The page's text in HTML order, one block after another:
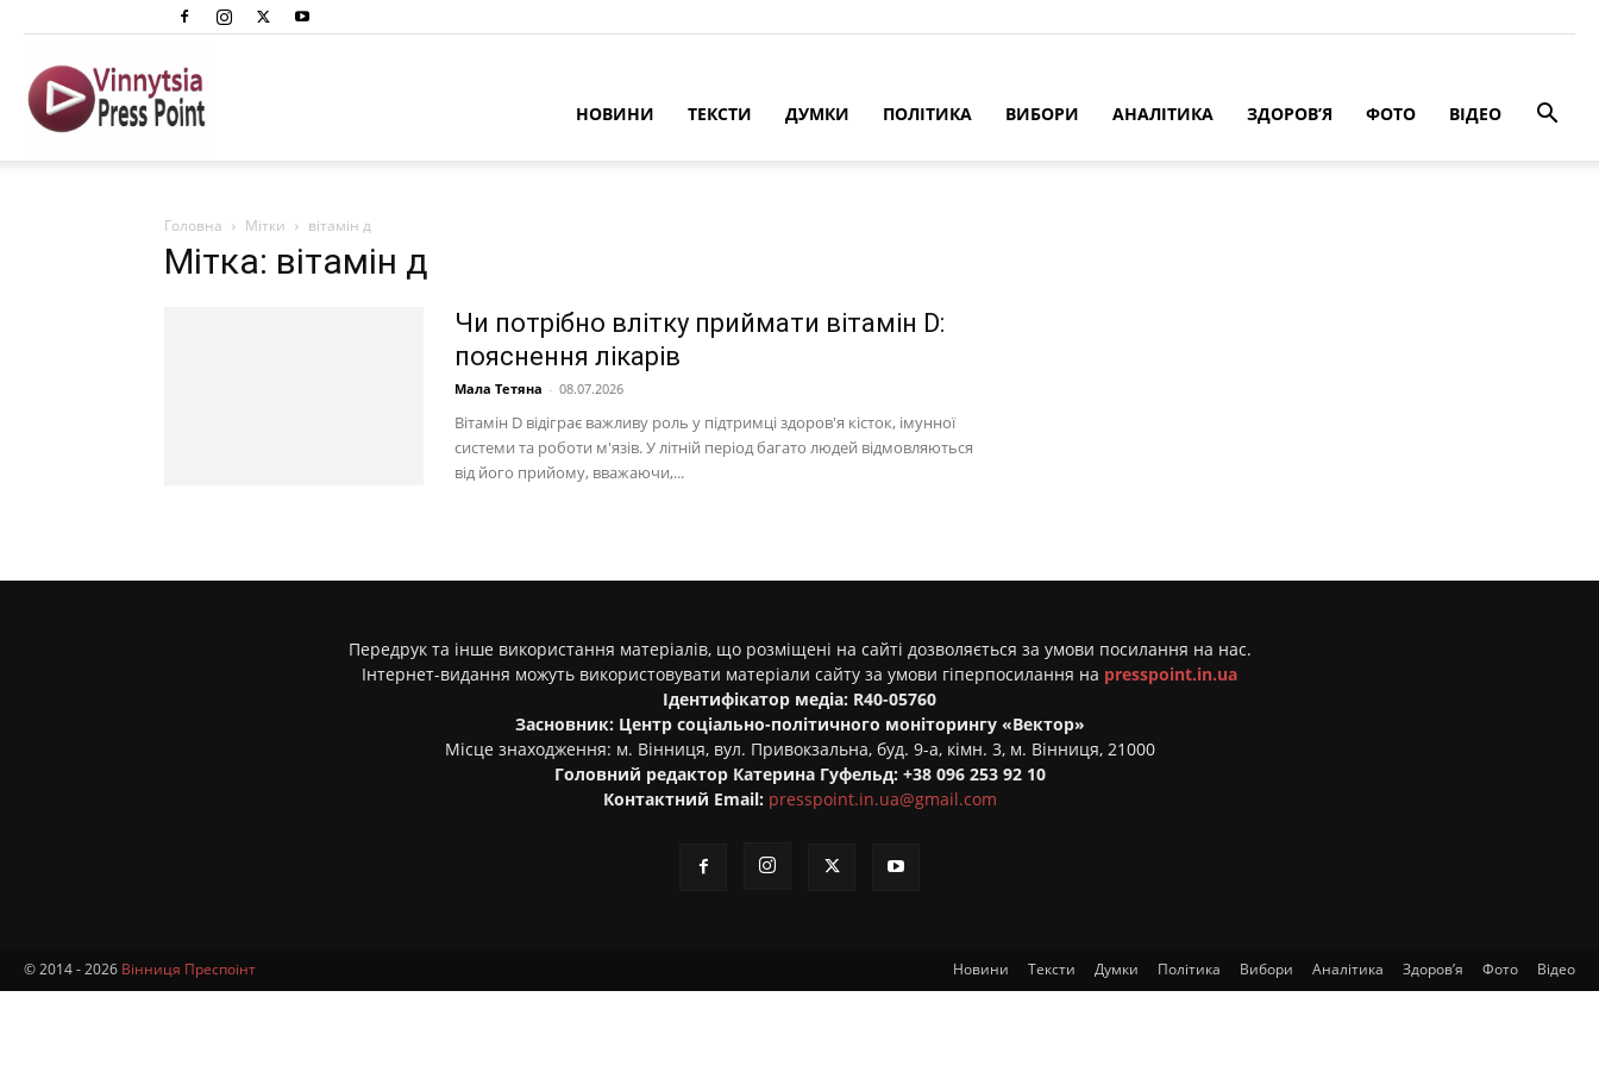
Преспоінт
НОВИНИ ТЕКСТИ ДУМКИ ПОЛІТИКА ВИБОРИ АНАЛІТИКА ЗДОРОВ’Я ФОТО ВІДЕО
Головна Мітки вітамін д
Мітка: вітамін д
Чи потрібно влітку приймати вітамін D:
пояснення лікарів
Мала Тетяна - 08.07.2026
Вітамін D відіграє важливу роль у підтримці здоров'я кісток, імунної
системи та роботи м'язів. У літній період багато людей відмовляються
від його прийому, вважаючи,...
Передрук та інше використання матеріалів, що розміщені на сайті дозволяється за умови посилання на нас.
Інтернет-видання можуть використовувати матеріали сайту за умови гіперпосилання на presspoint.in.ua
Ідентифікатор медіа: R40-05760
Засновник: Центр соціально-політичного моніторингу «Вектор»
Місце знаходження: м. Вінниця, вул. Привокзальна, буд. 9-а, кімн. 3, м. Вінниця, 21000
Головний редактор Катерина Гуфельд: +38 096 253 92 10
Контактний Email: presspoint.in.ua@gmail.com
Новини Тексти Думки Політика Вибори Аналітика Здоров’я Фото Відео
© 2014 - 2026 Вінниця Преспоінт